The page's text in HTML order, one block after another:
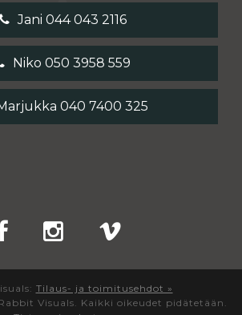
Jani 044 043 2116
Niko 050 3958 559
040 7400 325
Tilaus- ja toimitusehdot »
Visuals. Kaikki oikeudet pidätetään.